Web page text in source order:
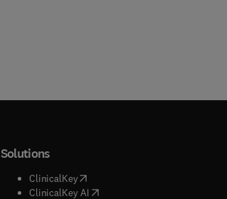
Solutions
ClinicalKey(opens in new tab/window
ClinicalKey AI( opens in new tab/window